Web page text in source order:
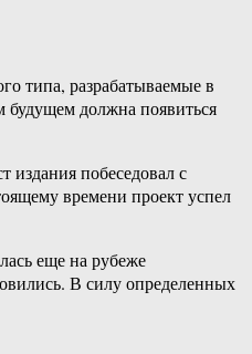
типа, разрабатываемые в
будущем должна появиться
побеседовал с
времени проект успел
еще на рубеже
В силу определенных